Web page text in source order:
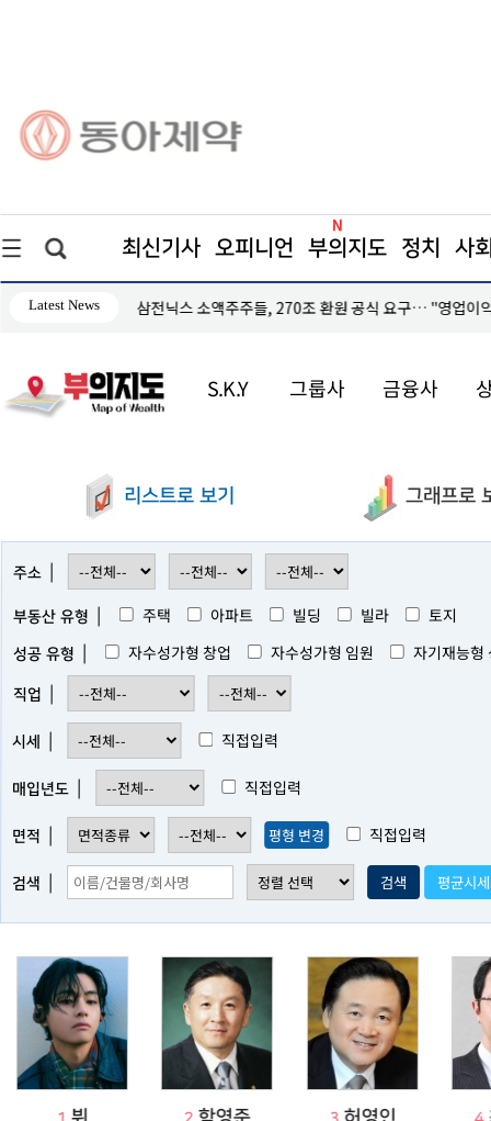
최신기사 오피니언 부의지도 정치 사
Latest News
성과급 도심 달구는 폭염… 아스팔트를 식혀라
S.K.Y 그룹사 금융사
리스트로 보기 그래프로
주소 |
부동산 유형 | 주택 아파트 빌딩 빌라 토지
성공 유형 | 자수성가형 창업 자수성가형 임원 자기재능형
직업 |
시세 | 직접입력
매입년도 | 직접입력
면적 | 평형 변경 직접입력
검색 | 검색 평균시